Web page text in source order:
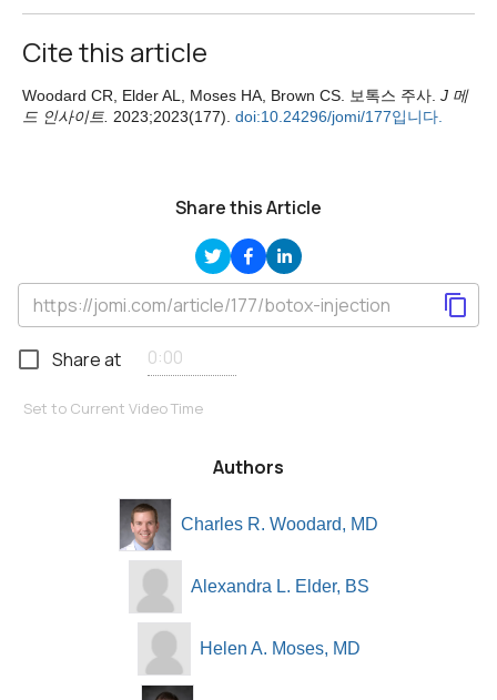
Cite this article
Woodard CR, Elder AL, Moses HA, Brown CS. 보톡스 주사. J 메
드 인사이트. 2023;2023(177). doi:10.24296/jomi/177입니다.
Share this Article
Share at
Set to Current Video Time
Authors
Charles R. Woodard, MD
Alexandra L. Elder, BS
Helen A. Moses, MD